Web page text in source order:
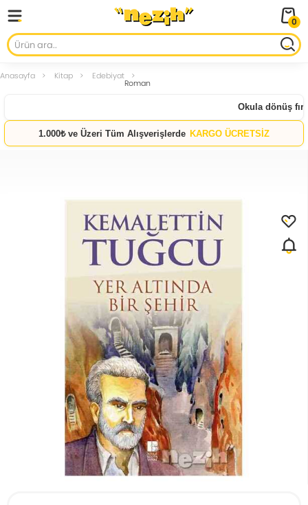
0
Anasayfa Kitap Edebiyat
Roman
Okula dönüş
1.000₺ ve Üzeri Tüm Alışverişlerde KARGO ÜCRETSİZ